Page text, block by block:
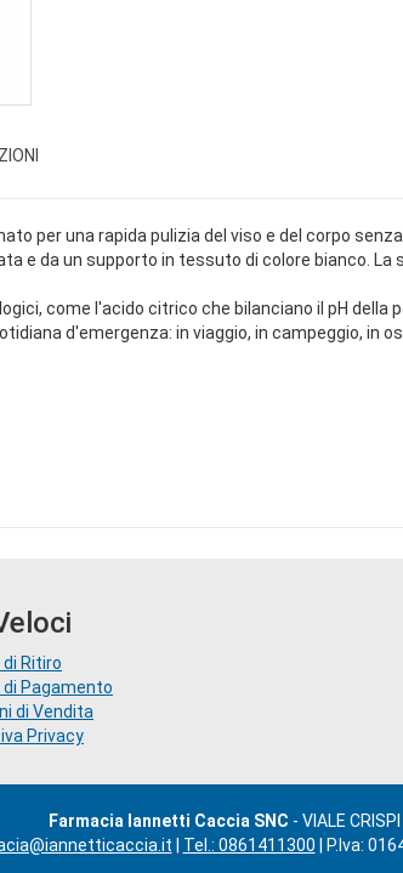
per una rapida pulizia del viso e del corpo
e da un supporto in tessuto di colore bianco.
come l'acido citrico che bilanciano il pH della
d'emergenza: in viaggio, in campeggio, in
Ritiro
di Pagamento
di Vendita
Privacy
Farmacia Iannetti Caccia SNC - VIALE
Tel.: 0861411300 | P.Iva: